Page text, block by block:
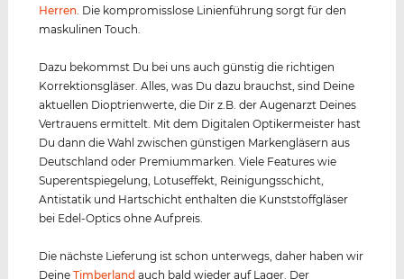
Herren . Die kompromisslose Linienführung sorgt für den
maskulinen Touch.
Dazu bekommst Du bei uns auch günstig die richtigen
Korrektionsgläser. Alles, was Du dazu brauchst, sind Deine
aktuellen Dioptrienwerte, die Dir z.B. der Augenarzt Deines
Vertrauens ermittelt. Mit dem Digitalen Optikermeister hast
Du dann die Wahl zwischen günstigen Markengläsern aus
Deutschland oder Premiummarken. Viele Features wie
Superentspiegelung, Lotuseffekt, Reinigungsschicht,
Antistatik und Hartschicht enthalten die Kunststoffgläser
bei Edel-Optics ohne Aufpreis.
Die nächste Lieferung ist schon unterwegs, daher haben wir
DeineTimberland auch bald wieder auf Lager. Der